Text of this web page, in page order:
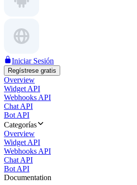
Iniciar Sesión
Regístrese gratis
Overview
Widget API
Webhooks API
Chat API
Bot API
Categorías
Overview
Widget API
Webhooks API
Chat API
Bot API
Documentation